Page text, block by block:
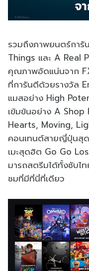
รวมถึงภาพยนตร์การั
Things และ A Real
คุณภาพอัดแน่นจาก
ที่การันตีด้วยรางวัล
แมสอย่าง High
เข้มข้นอย่าง A
Hearts, Moving,
คอนเทนต์สายญี่ปุ่นสุ
เมะสุดฮิต Go Go
มารถสตรีมได้ทั้งซับไ
ชมที่มีที่นี่ที่เดียว